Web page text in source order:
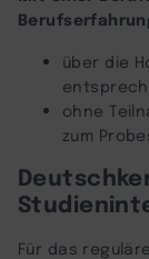
über die
ohne
zum
Für das